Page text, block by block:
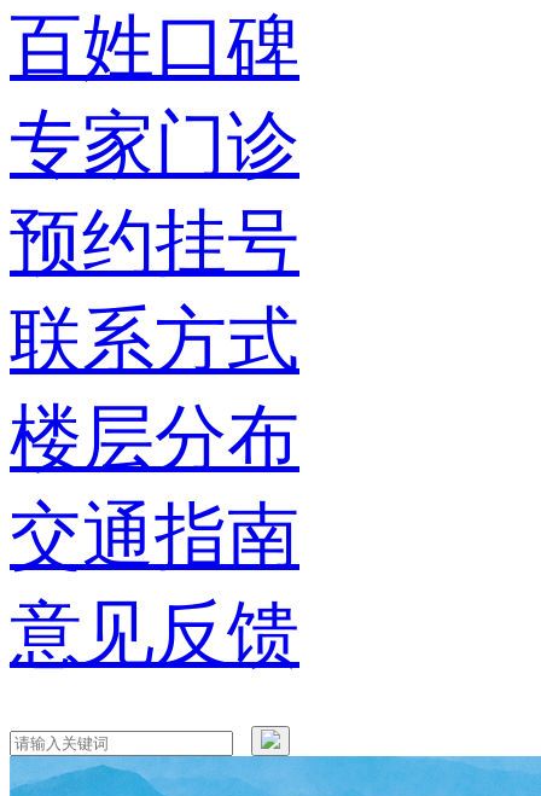
百姓口碑
专家门诊
预约挂号
联系方式
楼层分布
交通指南
意见反馈